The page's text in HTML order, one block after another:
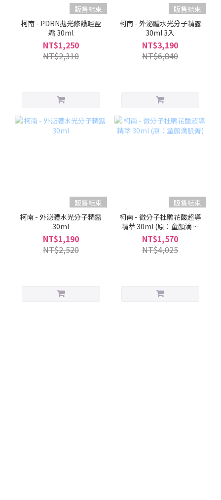
販售結束
柯南 - PDRN拋光修護輕盈
霜 30ml
NT$1,250
NT$2,310
販售結束
柯南 - 外泌體水光分子精露
30ml 3入
NT$3,190
NT$6,840
販售結束
柯南 - 外泌體水光分子精露
30ml
NT$1,190
NT$2,520
販售結束
柯南 - 微分子杜鵑花酸超導
精萃 30ml (原：童顏滴肌
菁)
NT$1,570
NT$4,025